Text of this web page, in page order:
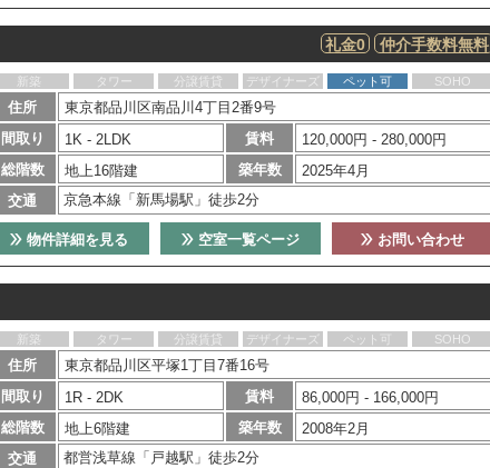
仲介手数料無料
礼金0
新築 タワー 分譲賃貸 デザイナーズ ペット可 SOHO
住所
東京都品川区南品川4丁目2番9号
間取り
1K - 2LDK 賃料
120,000円 - 280,000円
総階数
地上16階建 築年数
2025年4月
交通
京急本線「新馬場駅」徒歩2分
お問い合わせ
空室一覧ページ
物件詳細を見る
新築 タワー 分譲賃貸 デザイナーズ ペット可 SOHO
住所
東京都品川区平塚1丁目7番16号
間取り
1R - 2DK 賃料
86,000円 - 166,000円
総階数
地上6階建 築年数
2008年2月
交通
都営浅草線「戸越駅」徒歩2分